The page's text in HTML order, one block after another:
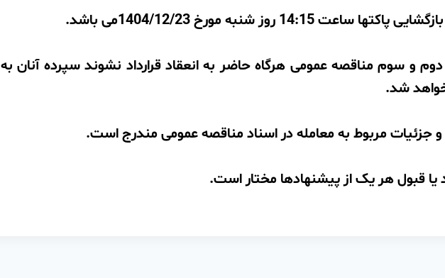
ساعت 14:15 روز شنبه مورخ 1404/12/23می باشد.
دوم و سوم مناقصه عمومی هرگاه حاضر به انعقاد قرارداد نشوند سپرده آنان به
شد.
و جزئیات مربوط به معامله در اسناد مناقصه عمومی مندرج است.
یا قبول هر یک از پیشنهادها مختار است.